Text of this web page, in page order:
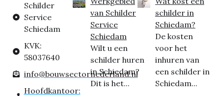
Schilder
Service
Schiedam
KVK:
58037640
info@bouwsectornederland.nl
Hoofdkantoor:
van Schilder
Service
Schiedam
Wilt u een
schilder huren
in Schiedam?
Dit is het...
schilder in
Schiedam?
De kosten
voor het
inhuren van
een schilder in
Schiedam...